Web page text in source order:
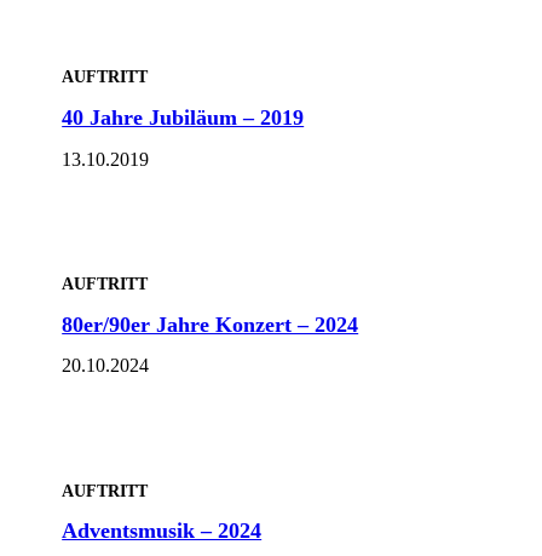
AUFTRITT
40 Jahre Jubiläum – 2019
13.10.2019
AUFTRITT
80er/90er Jahre Konzert – 2024
20.10.2024
AUFTRITT
Adventsmusik – 2024